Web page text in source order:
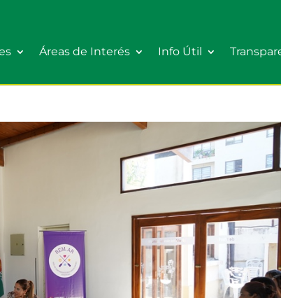
Áreas de Interés Info Útil